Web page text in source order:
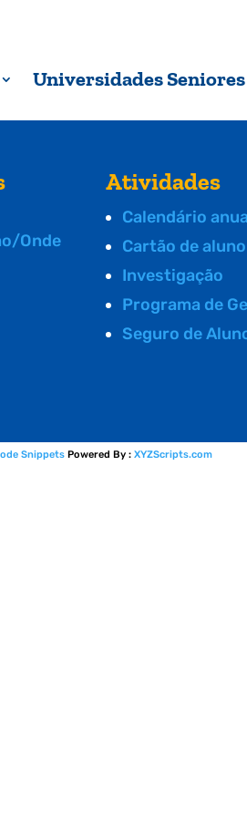
Universidades Seniores
Onde
Atividades
Calendário
Cartão de aluno
Investigação
Programa de
Seguro de
Snippets Powered By : XYZScripts.com